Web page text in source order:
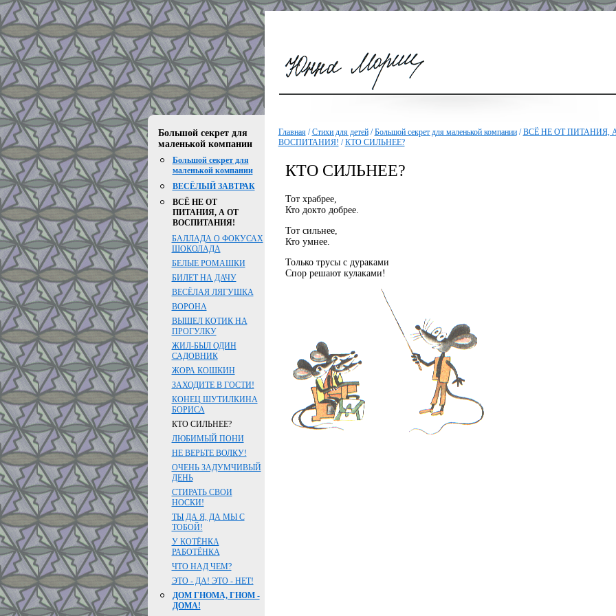
Большой секрет для
маленькой компании
Большой секрет для
маленькой компании
ВЕСЁЛЫЙ ЗАВТРАК
ВСЁ НЕ ОТ
ПИТАНИЯ, А ОТ
ВОСПИТАНИЯ!
БАЛЛАДА О ФОКУСАХ
ШОКОЛАДА
БЕЛЫЕ РОМАШКИ
БИЛЕТ НА ДАЧУ
ВЕСЁЛАЯ ЛЯГУШКА
ВОРОНА
ВЫШЕЛ КОТИК НА
ПРОГУЛКУ
ЖИЛ-БЫЛ ОДИН
САДОВНИК
ЖОРА КОШКИН
ЗАХОДИТЕ В ГОСТИ!
КОНЕЦ ШУТИЛКИНА
БОРИСА
КТО СИЛЬНЕЕ?
ЛЮБИМЫЙ ПОНИ
НЕ ВЕРЬТЕ ВОЛКУ!
ОЧЕНЬ ЗАДУМЧИВЫЙ
ДЕНЬ
СТИРАТЬ СВОИ
НОСКИ!
ТЫ ДА Я, ДА МЫ С
ТОБОЙ!
У КОТЁНКА
РАБОТЁНКА
ЧТО НАД ЧЕМ?
ЭТО - ДА! ЭТО - НЕТ!
ДОМ ГНОМА, ГНОМ -
ДОМА!
Главная/Стихи для детей/Большой секрет для маленькой компании/ВСЁ НЕ ОТ ПИТАНИЯ,
ВОСПИТАНИЯ! /КТО СИЛЬНЕЕ?
КТО СИЛЬНЕЕ?
Тот храбрее,
Кто докто добрее.
Тот сильнее,
Кто умнее.
Только трусы с дураками
Спор решают кулаками!